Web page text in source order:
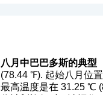
八月中巴巴多斯的典型
(78.44 ℉). 起始八月位
最高温度是在 31.25 ℃